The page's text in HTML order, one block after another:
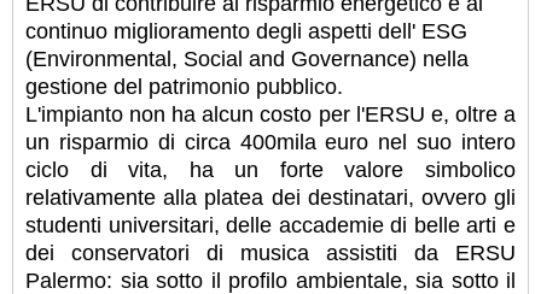
continuo miglioramento degli aspetti dell' ESG
(Environmental, Social and Governance) nella
gestione del patrimonio pubblico.
L'impianto non ha alcun costo per l'ERSU e, oltre a
un risparmio di circa 400mila euro nel suo intero
ciclo di vita, ha un forte valore simbolico
relativamente alla platea dei destinatari, ovvero gli
studenti universitari, delle accademie di belle arti e
dei conservatori di musica assistiti da ERSU
Palermo: sia sotto il profilo ambientale, sia sotto il